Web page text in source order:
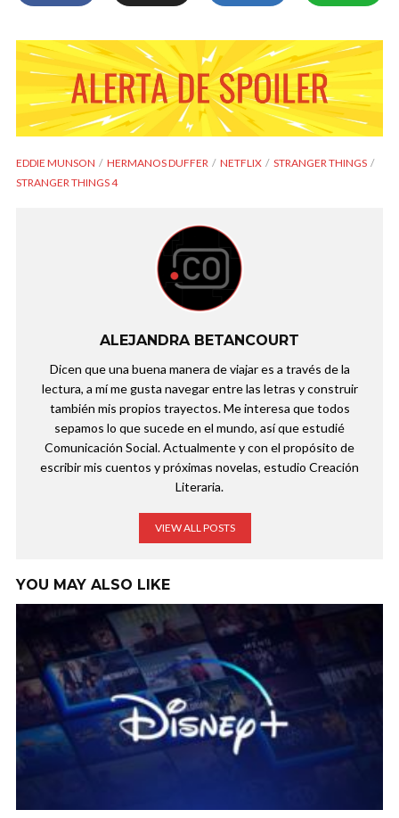
EDDIE MUNSON HERMANOS DUFFER NETFLIX
STRANGER THINGS
STRANGER THINGS 4
ALEJANDRA BETANCOURT
Dicen que una buena manera de viajar es a través de la
lectura, a mí me gusta navegar entre las letras y construir
también mis propios trayectos. Me interesa que todos
sepamos lo que sucede en el mundo, así que estudié
Comunicación Social. Actualmente y con el propósito de
escribir mis cuentos y próximas novelas, estudio Creación
Literaria.
VIEW ALL POSTS
YOU MAY ALSO LIKE